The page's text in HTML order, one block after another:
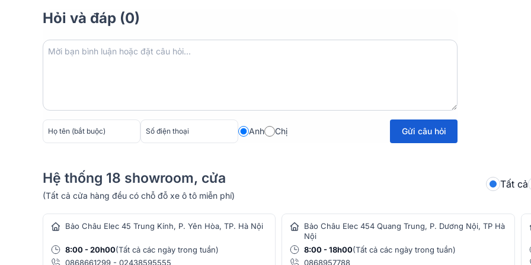
Hỏi và đáp (0)
Anh Chị Gửi câu hỏi
Hệ thống 18 showroom, cửa
hàng âm thanh
(Tất cả cửa hàng đều có chỗ đỗ xe ô tô miễn phí)
Tất cả
Bảo Châu Elec 45 Trung Kính, P. Yên Hòa, TP. Hà Nội
8:00 - 20h00(Tất cả các ngày trong tuần)
0868661299 - 02438595555
Bảo Châu Elec 454 Quang Trung, P. Dương Nội, TP Hà
Nội
8:00 - 18h00(Tất cả các ngày trong tuần)
0868957788